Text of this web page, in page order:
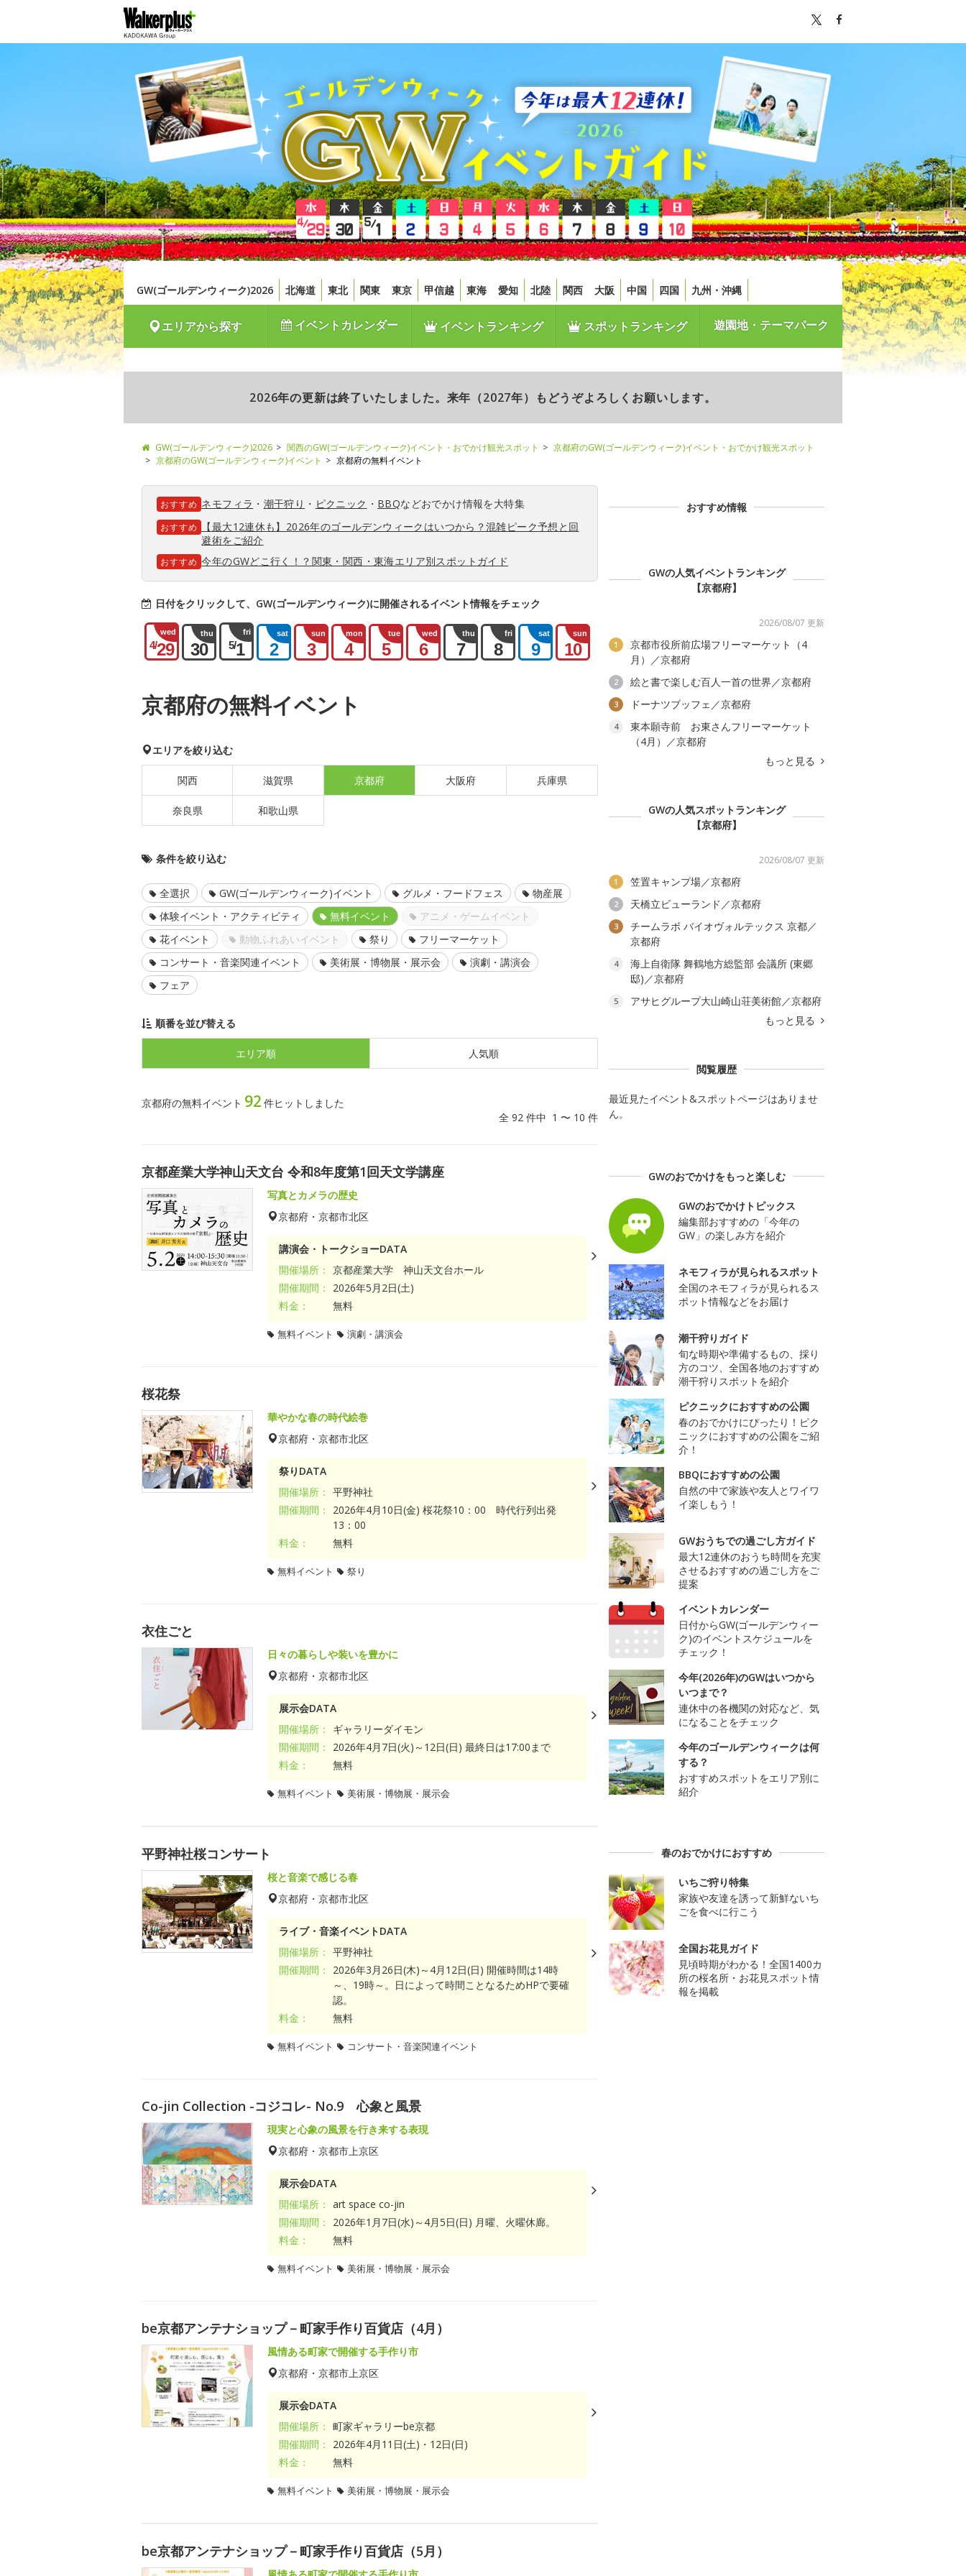
GW(ゴールデンウィーク)2026 北海道 東北 関東 東京 甲信越 東海 愛知 北陸 関西 大阪 中国 四国 九州・沖縄
エリアから探す イベントカレンダー イベントランキング スポットランキング 遊園地・テーマパーク
2026年の更新は終了いたしました。来年（2027年）もどうぞよろしくお願いします。
GW(ゴールデンウィーク)2026 関西のGW(ゴールデンウィーク)イベント・おでかけ観光スポット
京都府のGW(ゴールデンウィーク)イベント・おでかけ観光スポット
京都府のGW(ゴールデンウィーク)イベント
京都府の無料イベント
おすすめ ネモフィラ ・ 潮干狩り ・ ピクニック ・ BBQなどおでかけ情報を大特集
おすすめ
【最大12連休も】2026年のゴールデンウィークはいつから？混雑ピーク予想と回
避術をご紹介
おすすめ 今年のGWどこ行く！？関東・関西・東海エリア別スポットガイド
日付をクリックして、GW(ゴールデンウィーク)に開催されるイベント情報をチェック
wed
4/29
thu
30
fri
5/1
sat
2
sun
3
mon
4
tue
5
wed
6
thu
7
fri
8
sat
9
sun
10
京都府の無料イベント
エリアを絞り込む
関西 滋賀県 京都府 大阪府 兵庫県
奈良県 和歌山県
条件を絞り込む
全選択 GW(ゴールデンウィーク)イベント グルメ・フードフェス
物産展
体験イベント・アクティビティ
無料イベント
アニメ・ゲームイベント
花イベント
動物ふれあいイベント 祭り
フリーマーケット
コンサート・音楽関連イベント
美術展・博物展・展示会
演劇・講演会
フェア
順番を並び替える
エリア順 人気順
京都府の無料イベント 92 件ヒットしました
全 92 件中 1 〜 10 件
京都産業大学神山天文台 令和8年度第1回天文学講座
写真とカメラの歴史
京都府・京都市北区
講演会・トークショーDATA
開催場所： 京都産業大学 神山天文台ホール
開催期間：
2026年5月2日(土)
料金：
無料
無料イベント 演劇・講演会
桜花祭
華やかな春の時代絵巻
京都府・京都市北区
祭りDATA
開催場所： 平野神社
開催期間：
2026年4月10日(金) 桜花祭10：00 時代行列出発
13：00
料金：
無料
無料イベント 祭り
衣住ごと
日々の暮らしや装いを豊かに
京都府・京都市北区
展示会DATA
開催場所：
ギャラリーダイモン
開催期間：
2026年4月7日(火)～12日(日) 最終日は17:00まで
料金：
無料
無料イベント 美術展・博物展・展示会
平野神社桜コンサート
桜と音楽で感じる春
京都府・京都市北区
ライブ・音楽イベントDATA
開催場所： 平野神社
開催期間：
2026年3月26日(木)～4月12日(日) 開催時間は14時
～、19時～。日によって時間ことなるためHPで要確
認。
料金：
無料
無料イベント コンサート・音楽関連イベント
Co-jin Collection -コジコレ- No.9 心象と風景
現実と心象の風景を行き来する表現
京都府・京都市上京区
展示会DATA
開催場所： art space co-jin
開催期間：
2026年1月7日(水)～4月5日(日) 月曜、火曜休廊。
料金：
無料
無料イベント 美術展・博物展・展示会
be京都アンテナショップ－町家手作り百貨店（4月）
風情ある町家で開催する手作り市
京都府・京都市上京区
展示会DATA
開催場所： 町家ギャラリーbe京都
開催期間：
2026年4月11日(土)・12日(日)
料金：
無料
無料イベント 美術展・博物展・展示会
be京都アンテナショップ－町家手作り百貨店（5月）
おすすめ情報
GWの人気イベントランキング
【京都府】
2026/08/07 更新
1
京都市役所前広場フリーマーケット（4
月）／京都府
2 絵と書で楽しむ百人一首の世界／京都府
3 ドーナツブッフェ／京都府
4
東本願寺前 お東さんフリーマーケット
（4月）／京都府
もっと見る
GWの人気スポットランキング
【京都府】
2026/08/07 更新
1 笠置キャンプ場／京都府
2 天橋立ビューランド／京都府
3
チームラボ バイオヴォルテックス 京都／
京都府
4
海上自衛隊 舞鶴地方総監部 会議所 (東郷
邸)／京都府
5
アサヒグループ大山崎山荘美術館／京都府
もっと見る
閲覧履歴
最近見たイベント&スポットページはありませ
ん。
GWのおでかけをもっと楽しむ
GWのおでかけトピックス
編集部おすすめの「今年の
GW」の楽しみ方を紹介
ネモフィラが見られるスポット
全国のネモフィラが見られるス
ポット情報などをお届け
潮干狩りガイド
旬な時期や準備するもの、採り
方のコツ、全国各地のおすすめ
潮干狩りスポットを紹介
ピクニックにおすすめの公園
春のおでかけにぴったり！ピク
ニックにおすすめの公園をご紹
介！
BBQにおすすめの公園
自然の中で家族や友人とワイワ
イ楽しもう！
GWおうちでの過ごし方ガイド
最大12連休のおうち時間を充実
させるおすすめの過ごし方をご
提案
イベントカレンダー
日付からGW(ゴールデンウィー
ク)のイベントスケジュールを
チェック！
今年(2026年)のGWはいつから
いつまで？
連休中の各機関の対応など、気
になることをチェック
今年のゴールデンウィークは何
する？
おすすめスポットをエリア別に
紹介
春のおでかけにおすすめ
いちご狩り特集
家族や友達を誘って新鮮ないち
ごを食べに行こう
全国お花見ガイド
見頃時期がわかる！全国1400カ
所の桜名所・お花見スポット情
報を掲載